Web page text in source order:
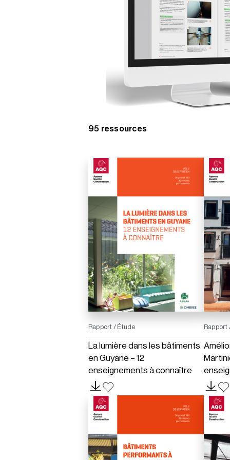
95 ressources
Rapport / Étude
La lumière dans les bâtiments
en Guyane – 12
enseignements à connaître
Rapport